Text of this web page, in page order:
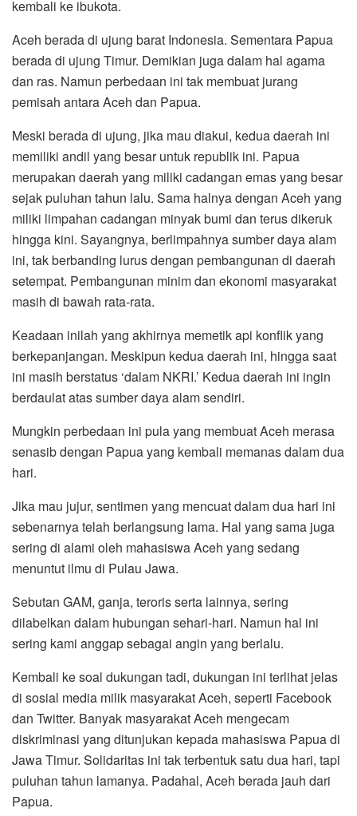
kembali ke ibukota.
Aceh berada di ujung barat Indonesia. Sementara Papua
berada di ujung Timur. Demikian juga dalam hal agama
dan ras. Namun perbedaan ini tak membuat jurang
pemisah antara Aceh dan Papua.
Meski berada di ujung, jika mau diakui, kedua daerah ini
memiliki andil yang besar untuk republik ini. Papua
merupakan daerah yang miliki cadangan emas yang besar
sejak puluhan tahun lalu. Sama halnya dengan Aceh yang
miliki limpahan cadangan minyak bumi dan terus dikeruk
hingga kini. Sayangnya, berlimpahnya sumber daya alam
ini, tak berbanding lurus dengan pembangunan di daerah
setempat. Pembangunan minim dan ekonomi masyarakat
masih di bawah rata-rata.
Keadaan inilah yang akhirnya memetik api konflik yang
berkepanjangan. Meskipun kedua daerah ini, hingga saat
ini masih berstatus ‘dalam NKRI.’ Kedua daerah ini ingin
berdaulat atas sumber daya alam sendiri.
Mungkin perbedaan ini pula yang membuat Aceh merasa
senasib dengan Papua yang kembali memanas dalam dua
hari.
Jika mau jujur, sentimen yang mencuat dalam dua hari ini
sebenarnya telah berlangsung lama. Hal yang sama juga
sering di alami oleh mahasiswa Aceh yang sedang
menuntut ilmu di Pulau Jawa.
Sebutan GAM, ganja, teroris serta lainnya, sering
dilabelkan dalam hubungan sehari-hari. Namun hal ini
sering kami anggap sebagai angin yang berlalu.
Kembali ke soal dukungan tadi, dukungan ini terlihat jelas
di sosial media milik masyarakat Aceh, seperti Facebook
dan Twitter. Banyak masyarakat Aceh mengecam
diskriminasi yang ditunjukan kepada mahasiswa Papua di
Jawa Timur. Solidaritas ini tak terbentuk satu dua hari, tapi
puluhan tahun lamanya. Padahal, Aceh berada jauh dari
Papua.